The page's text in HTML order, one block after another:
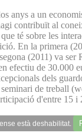
anys a un
contribuït al
té sobre les
En la primera
(2011) va ser
efectiu de 30.000
dels
de treball
d'entre 15 i
està deshabilitat.